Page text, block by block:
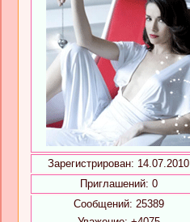
Зарегистрирован: 14.07.2010
Приглашений: 0
Сообщений: 25389